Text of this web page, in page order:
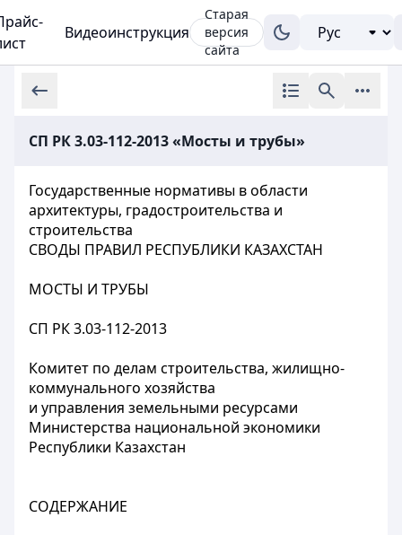
Видеоинструкция
Старая
версия
сайта
СП РК 3.03-112-2013 «Мосты и трубы»
Государственные нормативы в области
архитектуры, градостроительства и
строительства
СВОДЫ ПРАВИЛ РЕСПУБЛИКИ КАЗАХСТАН
МОСТЫ И ТРУБЫ
СП РК 3.03-112-2013
Комитет по делам строительства, жилищно-
коммунального хозяйства
и управления земельными ресурсами
Министерства национальной экономики
Республики Казахстан
СОДЕРЖАНИЕ